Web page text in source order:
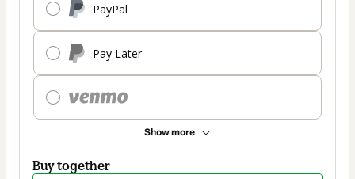
PayPal
Pay Later
Show more
Buy together